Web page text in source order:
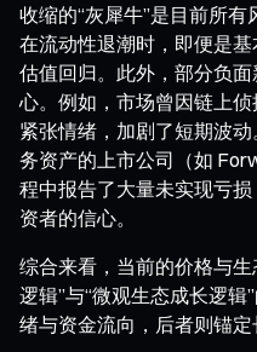
收缩的“灰犀牛”是目前所有
在流动性退潮时，即便是
估值回归。此外，部分负
心。例如，市场曾因链上
紧张情绪，加剧了短期波
务资产的上市公司（如
程中报告了大量未实现亏
资者的信心。
综合来看，当前的价格与
逻辑”与“微观生态成长逻
绪与资金流向，后者则锚定